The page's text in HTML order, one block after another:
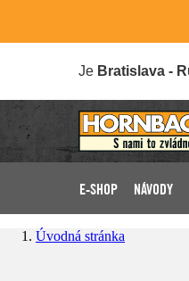
Je Bratislava -
E-SHOP NÁVODY
Úvodná stránka